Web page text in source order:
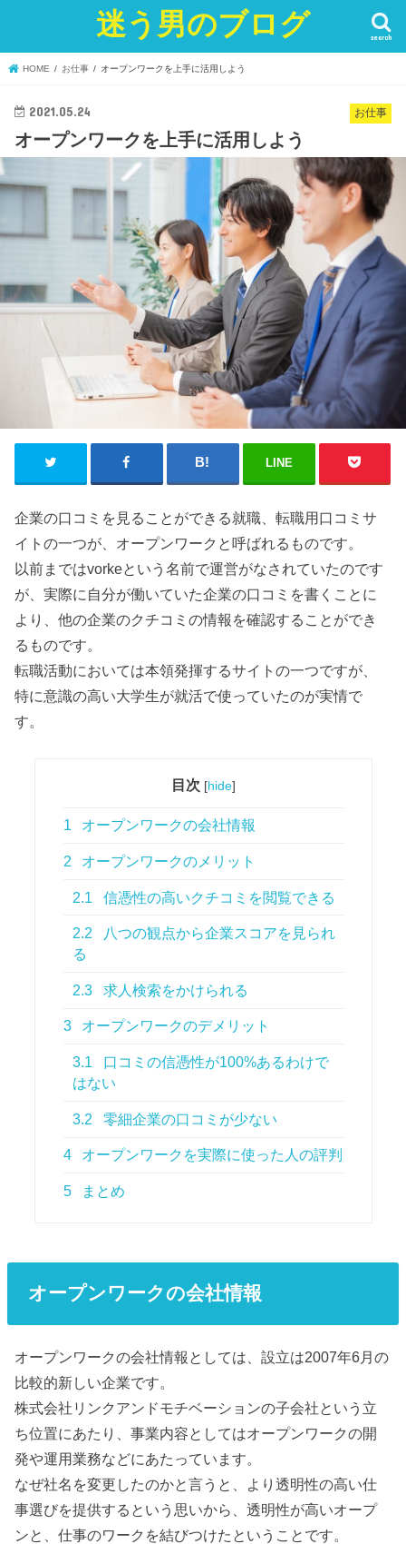
迷う男のブログ search
HOME お仕事 オープンワークを上手に活用しよう
お仕事
2021.05.24
オープンワークを上手に活用しよう
LINE
企業の口コミを見ることができる就職、転職用口コミサ
イトの一つが、オープンワークと呼ばれるものです。
以前まではvorkeという名前で運営がなされていたのです
が、実際に自分が働いていた企業の口コミを書くことに
より、他の企業のクチコミの情報を確認することができ
るものです。
転職活動においては本領発揮するサイトの一つですが、
特に意識の高い大学生が就活で使っていたのが実情で
す。
目次 [hide]
1 オープンワークの会社情報
2 オープンワークのメリット
2.1 信憑性の高いクチコミを閲覧できる
2.2
八つの観点から企業スコアを見られ
る
2.3 求人検索をかけられる
3 オープンワークのデメリット
3.1
口コミの信憑性が100%あるわけで
はない
3.2 零細企業の口コミが少ない
4 オープンワークを実際に使った人の評判
5 まとめ
オープンワークの会社情報
オープンワークの会社情報としては、設立は2007年6月の
比較的新しい企業です。
株式会社リンクアンドモチベーションの子会社という立
ち位置にあたり、事業内容としてはオープンワークの開
発や運用業務などにあたっています。
なぜ社名を変更したのかと言うと、より透明性の高い仕
事選びを提供するという思いから、透明性が高いオープ
ンと、仕事のワークを結びつけたということです。